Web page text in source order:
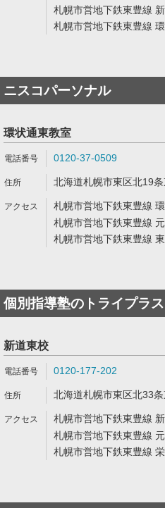
札幌市営地下鉄東豊線
札幌市営地下鉄東豊線
ニスコパーソナル
環状通東教室
0120-37-0509
北海道札幌市東区北19
札幌市営地下鉄東豊線
札幌市営地下鉄東豊線
札幌市営地下鉄東豊線
個別指導塾のトライプラス
新道東校
0120-177-202
北海道札幌市東区北33
札幌市営地下鉄東豊線
札幌市営地下鉄東豊線
札幌市営地下鉄東豊線